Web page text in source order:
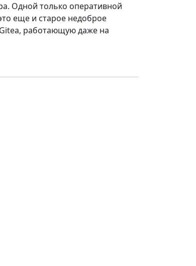
Одной только оперативной
еще и старое недоброе
работающую даже на